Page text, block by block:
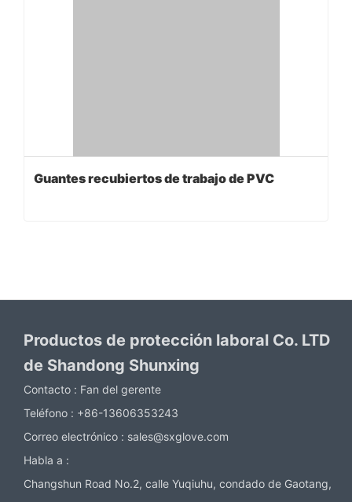
Guantes recubiertos de trabajo de PVC
Productos de protección laboral Co. LTD
de Shandong Shunxing
Contacto : Fan del gerente
Teléfono : +86-13606353243
Correo electrónico : sales@sxglove.com
Habla a :
Changshun Road No.2, calle Yuqiuhu, condado de Gaotang,